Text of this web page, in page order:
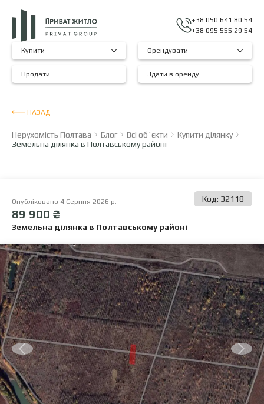
+38 050 641 80 54
+38 095 555 29 54
Купити Орендувати
Продати Здати в оренду
НАЗАД
Нерухомість Полтава Блог Всі об`єкти
Купити ділянку
Земельна ділянка в Полтавському районі
Опубліковано 4 Серпня 2026 р. Код: 32118
89 900 ₴
Земельна ділянка в Полтавському районі